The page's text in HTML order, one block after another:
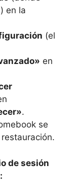
en la
(el
en
.
se
de sesión